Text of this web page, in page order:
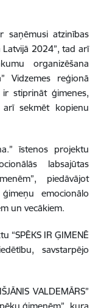
saņēmusi atzinības
2024”, tad arī
organizēšana
Vidzemes reģionā
stiprināt ģimenes,
sekmēt kopienu
īstenos projektu
labsajūtas
piedāvājot
emocionālo
un vecākiem.
“SPĒKS IR ĢIMENĒ
savstarpējo
VALDEMĀRS”
ģimenēm”, kura